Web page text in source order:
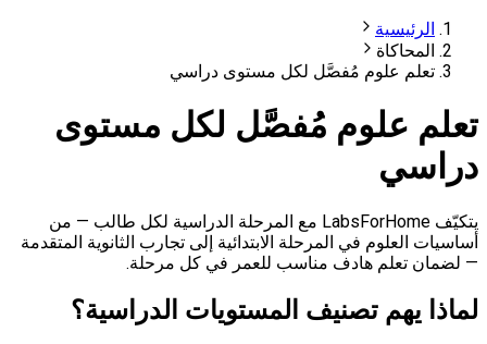
علوم مُفصَّل لكل مستوى دراسي
علوم مُفصَّل لكل مستوى
يتكيّف LabsForHome مع المرحلة الدراسية لكل طالب — من
في المرحلة الابتدائية إلى تجارب الثانوية المتقدمة
تعلم هادف مناسب للعمر في كل مرحلة.
يهم تصنيف المستويات الدراسية؟